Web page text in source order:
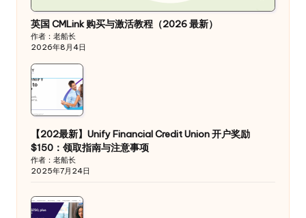
英国 CMLink 购买与激活教程（2026 最新）
作者：老船长
2026年8月4日
【202最新】Unify Financial Credit Union 开户奖励
$150：领取指南与注意事项
作者：老船长
2025年7月24日